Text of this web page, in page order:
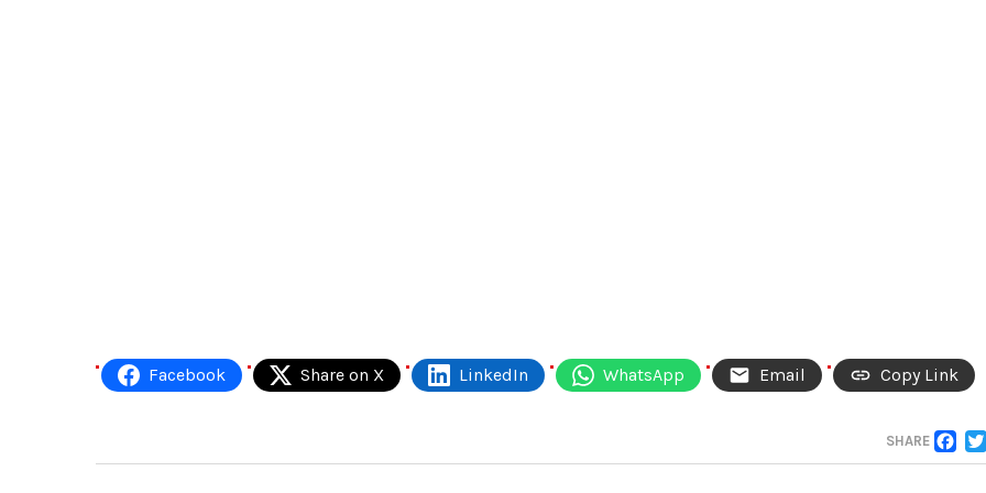
Facebook Share on X LinkedIn WhatsApp Email Copy Link
SHARE